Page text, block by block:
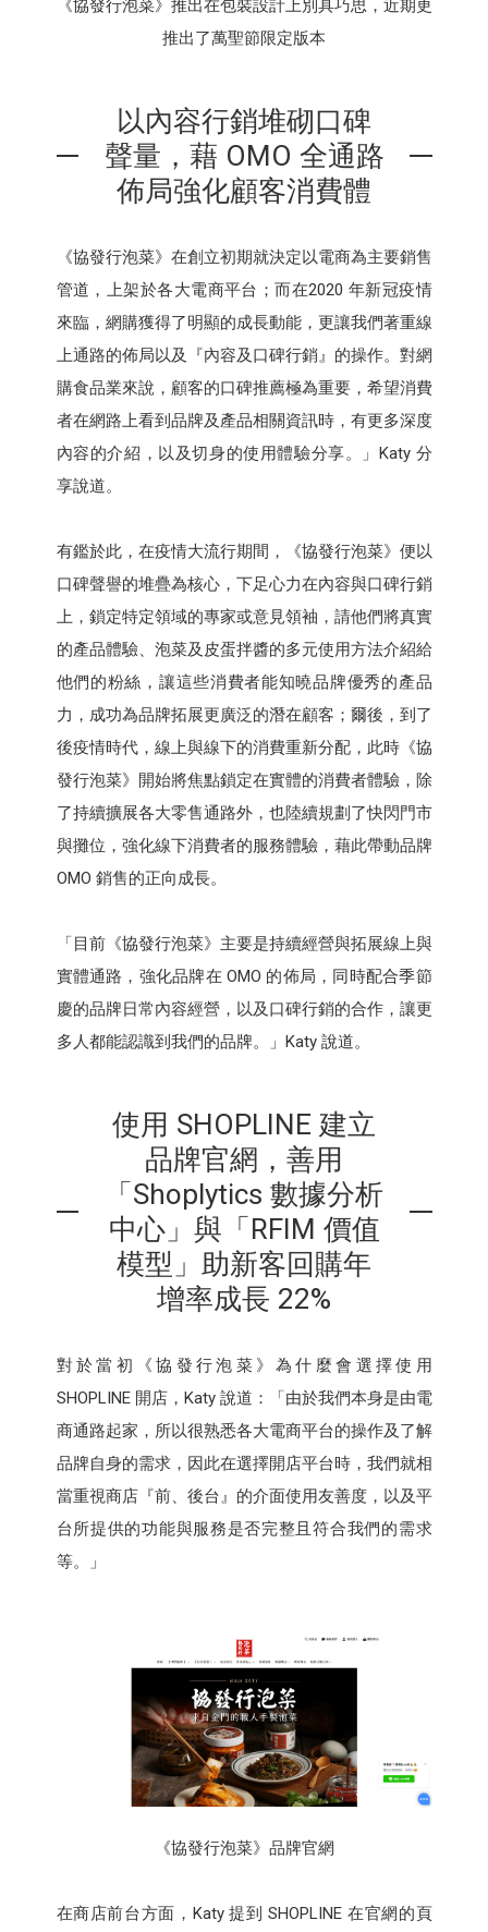
《協發行泡菜》推出在包裝設計上別具巧思，近期更
推出了萬聖節限定版本
以內容行銷堆砌口碑
聲量，藉 OMO 全通路
佈局強化顧客消費體
《協發行泡菜》在創立初期就決定以電商為主要銷售
管道，上架於各大電商平台；而在2020 年新冠疫情
來臨，網購獲得了明顯的成長動能，更讓我們著重線
上通路的佈局以及『內容及口碑行銷』的操作。對網
購食品業來說，顧客的口碑推薦極為重要，希望消費
者在網路上看到品牌及產品相關資訊時，有更多深度
內容的介紹，以及切身的使用體驗分享。」Katy 分
享說道。
有鑑於此，在疫情大流行期間，《協發行泡菜》便以
口碑聲譽的堆疊為核心，下足心力在內容與口碑行銷
上，鎖定特定領域的專家或意見領袖，請他們將真實
的產品體驗、泡菜及皮蛋拌醬的多元使用方法介紹給
他們的粉絲，讓這些消費者能知曉品牌優秀的產品
力，成功為品牌拓展更廣泛的潛在顧客；爾後，到了
後疫情時代，線上與線下的消費重新分配，此時《協
發行泡菜》開始將焦點鎖定在實體的消費者體驗，除
了持續擴展各大零售通路外，也陸續規劃了快閃門市
與攤位，強化線下消費者的服務體驗，藉此帶動品牌
OMO 銷售的正向成長。
「目前《協發行泡菜》主要是持續經營與拓展線上與
實體通路，強化品牌在 OMO 的佈局，同時配合季節
慶的品牌日常內容經營，以及口碑行銷的合作，讓更
多人都能認識到我們的品牌。」Katy 說道。
使用 SHOPLINE 建立
品牌官網，善用
「Shoplytics 數據分析
中心」與「RFIM 價值
模型」助新客回購年
增率成長 22%
對於當初《協發行泡菜》為什麼會選擇使用
SHOPLINE 開店，Katy 說道：「由於我們本身是由電
商通路起家，所以很熟悉各大電商平台的操作及了解
品牌自身的需求，因此在選擇開店平台時，我們就相
當重視商店『前、後台』的介面使用友善度，以及平
台所提供的功能與服務是否完整且符合我們的需求
等。」
《協發行泡菜》品牌官網
在商店前台方面，Katy 提到 SHOPLINE 在官網的頁